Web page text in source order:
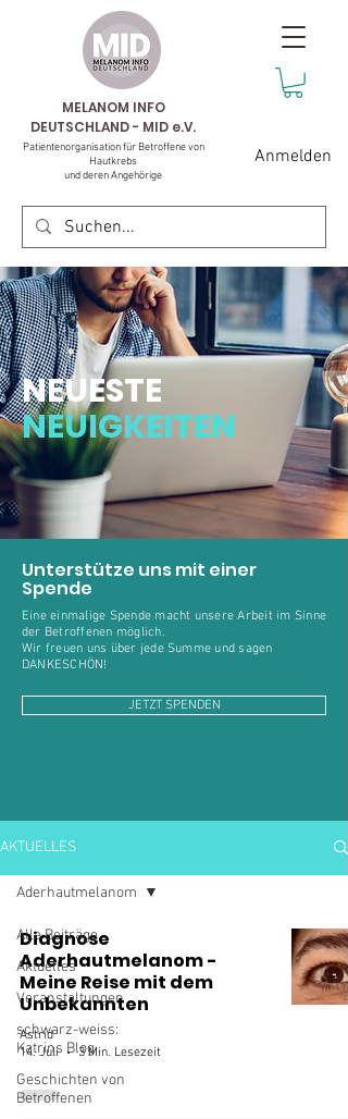
MELANOM INFO
DEUTSCHLAND - MID e.V.
Patientenorganisation für Betroffene von
Hautkrebs
und deren Angehörige
Anmelden
NEUESTE
NEUIGKEITEN
Unterstütze uns mit einer
Spende
Eine einmalige Spende macht unsere Arbeit im Sinne
der Betroffenen möglich.
Wir freuen uns über jede Summe und sagen
DANKESCHÖN!
JETZT SPENDEN
AKTUELLES
Alle Beiträge
Aktuelles
Veranstaltungen
schwarz-weiss:
Katrins Blog
Geschichten von
Betroffenen
Aderhautmelanom
Diagnose
Aderhautmelanom -
Meine Reise mit dem
Unbekannten
Astrid
14. Juli
3 Min. Lesezeit